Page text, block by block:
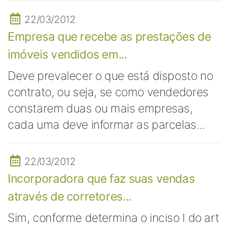
22/03/2012
Empresa que recebe as prestações de
imóveis vendidos em...
Deve prevalecer o que está disposto no
contrato, ou seja, se como vendedores
constarem duas ou mais empresas,
cada uma deve informar as parcelas...
22/03/2012
Incorporadora que faz suas vendas
através de corretores...
Sim, conforme determina o inciso I do art